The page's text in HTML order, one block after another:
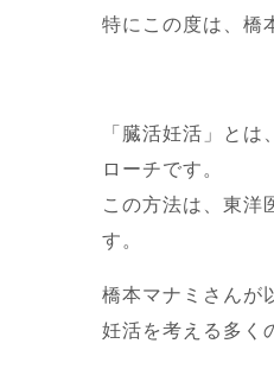
特にこの度は、橋
「臓活妊活」と
ローチです。
この方法は、東洋
す。
橋本マナミさんが
妊活を考える多く